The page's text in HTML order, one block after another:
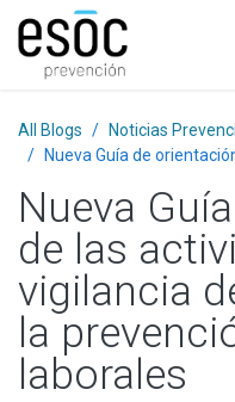
All Blogs
Noticias
Nueva Guía de orientación de las
Nueva
de las
vigilancia
la
laborales